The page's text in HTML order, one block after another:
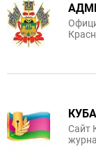
Сайт